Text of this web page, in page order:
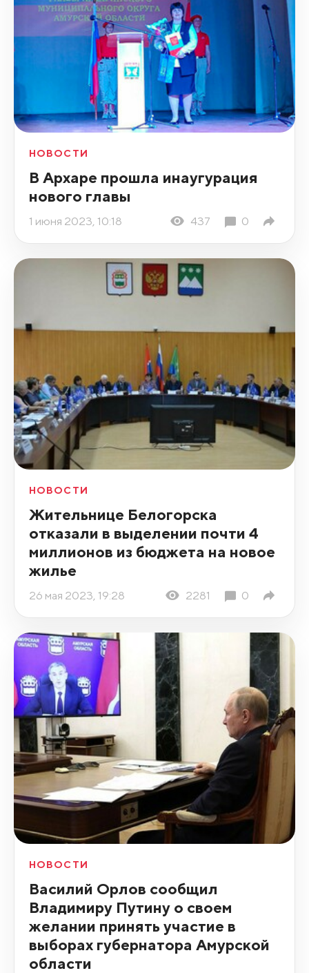
НОВОСТИ
В Архаре прошла инаугурация
нового главы
1 июня 2023, 10:18 437 0
НОВОСТИ
Жительнице Белогорска
отказали в выделении почти 4
миллионов из бюджета на новое
жилье
26 мая 2023, 19:28 2281 0
НОВОСТИ
Василий Орлов сообщил
Владимиру Путину о своем
желании принять участие в
выборах губернатора Амурской
области